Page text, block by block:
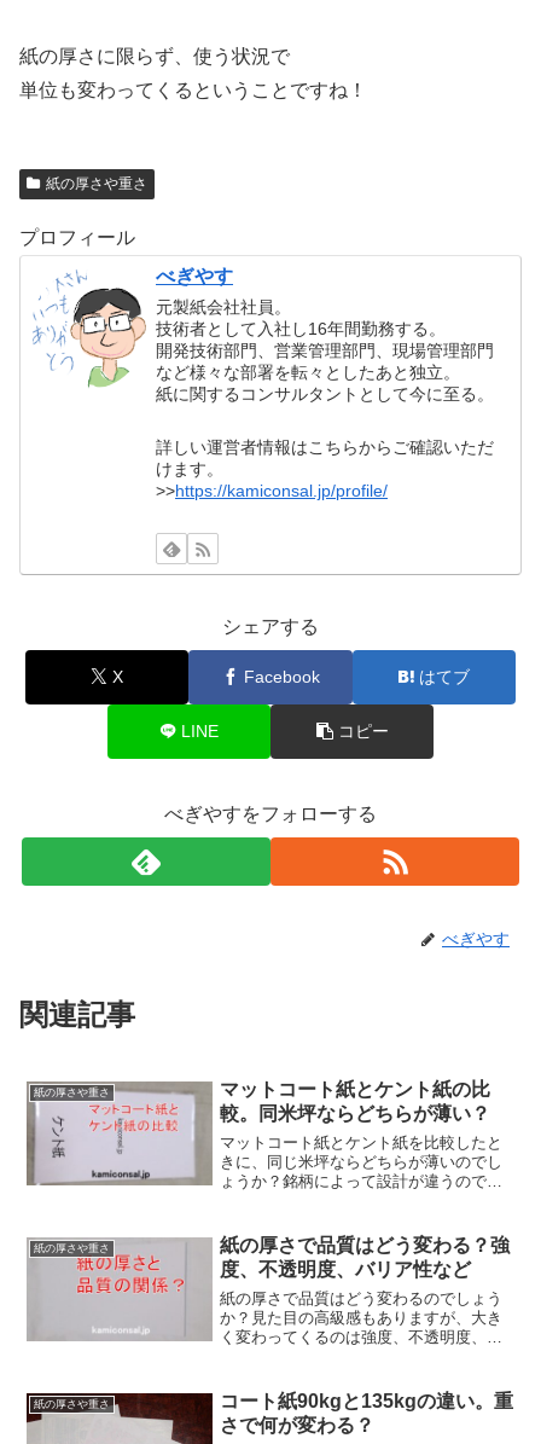
紙の厚さに限らず、使う状況で
単位も変わってくるということですね！
紙の厚さや重さ
プロフィール
べぎやす
元製紙会社社員。
技術者として入社し16年間勤務する。
開発技術部門、営業管理部門、現場管理部門
など様々な部署を転々としたあと独立。
紙に関するコンサルタントとして今に至る。
詳しい運営者情報はこちらからご確認いただ
けます。
>>https://kamiconsal.jp/profile/
シェアする
X Facebook はてブ
LINE コピー
べぎやすをフォローする
べぎやす
関連記事
紙の厚さや重さ
マットコート紙とケント紙の比
較。同米坪ならどちらが薄い？
マットコート紙とケント紙を比較したと
きに、同じ米坪ならどちらが薄いのでし
ょうか？銘柄によって設計が違うので実
で、塗工しているマットコート紙の方が
ケント紙よりも厚みが低くなります。
紙の厚さや重さ
紙の厚さで品質はどう変わる？強
度、不透明度、バリア性など
紙の厚さで品質はどう変わるのでしょう
か？見た目の高級感もありますが、大き
く変わってくるのは強度、不透明度、バ
質変化は当たり前のことも多いですがか
なり重要なファクターになります。
紙の厚さや重さ
コート紙90kgと135kgの違い。重
さで何が変わる？